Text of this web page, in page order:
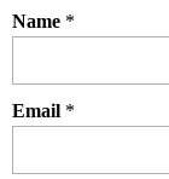
Name *
Email *